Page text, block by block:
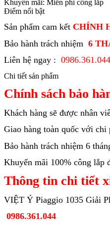
Khuyến mãi: Miễn phí công lắp
Điểm nổi bật
Sản phẩm cam kết CHÍNH
Bảo hành trách nhiệm 6
Liên hệ ngay : 0986.361.044
Chi tiết sản phẩm
Chính sách bảo
Khách hàng sẽ được nhân
Giao hàng toàn quốc với chi
Bảo hành trách nhiệm 6
Khuyến mãi 100% công lắp
Thông tin chi tiết
VIỆT Ý Piaggio 1035 Giải
0986.361.044